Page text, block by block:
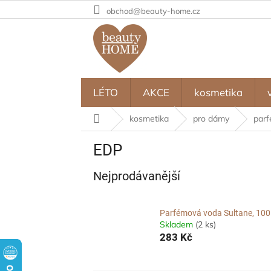
na
obchod@beauty-home.cz
LÉTO AKCE kosmetika
Domů kosmetika pro dámy
EDP
Nejprodávanější
Parfémová voda Sultane,
Skladem (2 ks)
283 Kč